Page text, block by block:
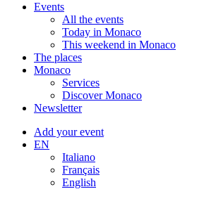
Events
All the events
Today in Monaco
This weekend in Monaco
The places
Monaco
Services
Discover Monaco
Newsletter
Add your event
EN
Italiano
Français
English